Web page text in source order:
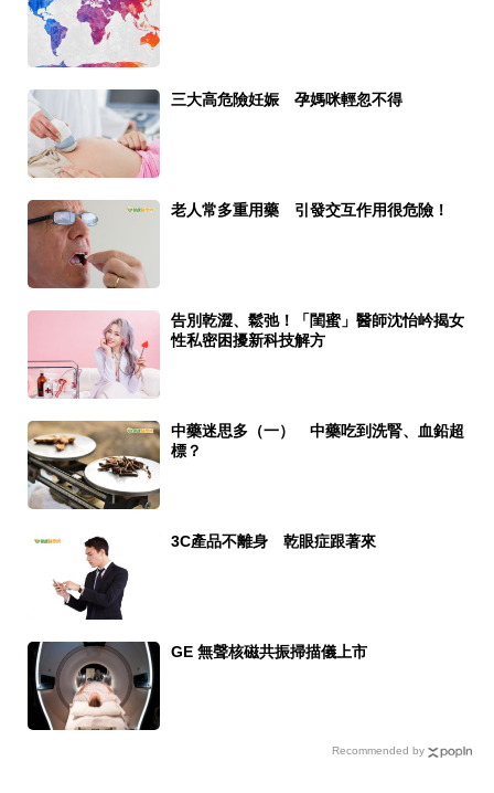
三大高危險妊娠 孕媽咪輕忽不得
老人常多重用藥 引發交互作用很危險！
告別乾澀、鬆弛！「閨蜜」醫師沈怡岒揭女
性私密困擾新科技解方
中藥迷思多（一） 中藥吃到洗腎、血鉛超
標？
3C產品不離身 乾眼症跟著來
GE 無聲核磁共振掃描儀上市
Recommended by